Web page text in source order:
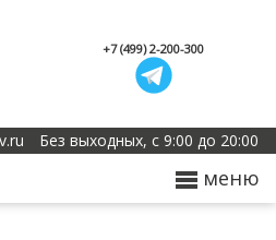
+7 (499) 2-200-300
Без выходных, с 9:00 до 20:00
меню